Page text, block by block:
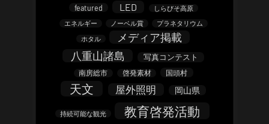
featured LED
しらびそ高原
エネルギー
ノーベル賞
プラネタリウム
ホタル
メディア掲載
八重山諸島
写真コンテスト
南房総市 啓発素材 国頭村
天文 屋外照明 岡山県
持続可能な観光 教育啓発活動